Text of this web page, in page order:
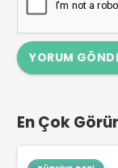
YORUM
En Çok